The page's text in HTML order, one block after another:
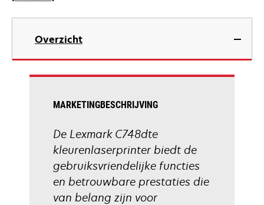
opens
new
Overzicht
MARKETINGBESCHRIJVING
De Lexmark C748dte
kleurenlaserprinter biedt de
gebruiksvriendelijke functies
en betrouwbare prestaties die
van belang zijn voor